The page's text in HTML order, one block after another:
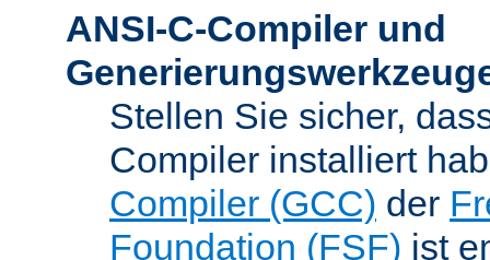
ANSI-C-Compiler und
Stellen Sie sicher,
Compiler installiert
Compiler (GCC) der
Foundation (FSF) ist